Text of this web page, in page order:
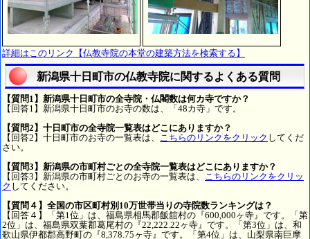
詳細はこのリンク【仏教寺院の本堂の建築方法を検索する】
新潟県十日町市の仏教寺院に関するよくある質問
【質問1】新潟県十日町市の全寺院・仏閣数は何カ寺ですか？
【回答1】新潟県十日町市のお寺の数は、「48カ寺」です。
【質問2】十日町市の全寺院一覧表はどこにありますか？
【回答2】十日町市のお寺の一覧表は、
こちらのリンクをクリック してくだ
さい。
【質問3】新潟県の市町村ごとの全寺院一覧表はどこにありますか？
【回答3】新潟県の市町村ごとのお寺の一覧表は、
こちらのリンクをクリッ
ク してください。
【質問４】全国の市区町村別10万世帯当りの寺院数ランキングは？
【回答４】「第1位」は、福島県相馬郡飯舘村の『600,000ヶ寺』です。「第
2位」は、福島県双葉郡葛尾村の『22,222.22ヶ寺』です。「第3位」は、和
歌山県伊都郡高野町の『8,378.75ヶ寺』です。「第4位」は、山梨県南巨摩